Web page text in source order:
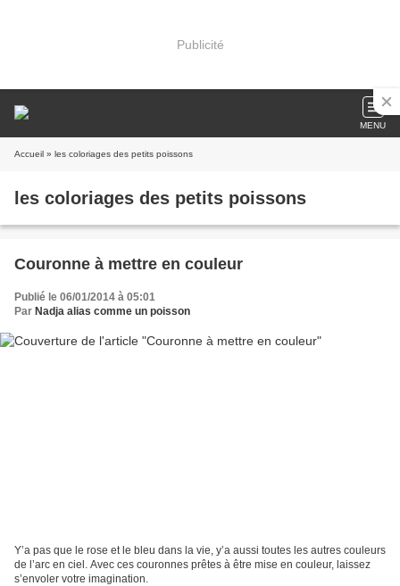
Publicité
MENU
Accueil » les coloriages des petits poissons
les coloriages des petits poissons
Couronne à mettre en couleur
Publié le 06/01/2014 à 05:01
Par Nadja alias comme un poisson
Y’a pas que le rose et le bleu dans la vie, y’a aussi toutes les autres couleurs
de l’arc en ciel. Avec ces couronnes prêtes à être mise en couleur, laissez
s’envoler votre imagination.